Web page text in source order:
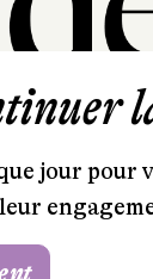
jour